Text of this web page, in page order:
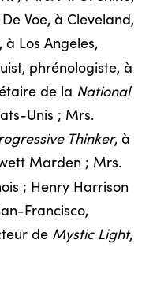
Voe, à Cleveland,
à Los Angeles,
phrénologiste, à
de la National
Unis ; Mrs.
Thinker, à
Marden ; Mrs.
; Henry Harrison
Francisco,
de Mystic Light,